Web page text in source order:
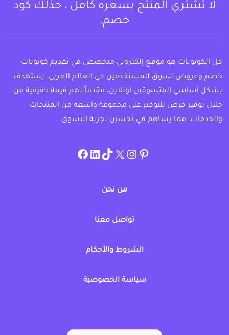
لا تشتري المنتج بسعره كامل ، خذلك كود
خصم.
كل الكوبونات هو موقع إلكتروني متخصص في تقديم كوبونات
خصم وعروض تسوق للمستخدمين في العالم العربي. يستهدف
بشكل أساسي المتسوقين اونلاين، مقدماً لهم قيمة حقيقية من
خلال توفير فرص للتوفير على مجموعة واسعة من المنتجات
والخدمات، مما يساهم في تحسين تجربة التسوق.
pinterest
allcouponat
twitter
TikTok
linkedin
facebook
من نحن
تواصل معنا
الشروط والأحكام
سياسة الخصوصية